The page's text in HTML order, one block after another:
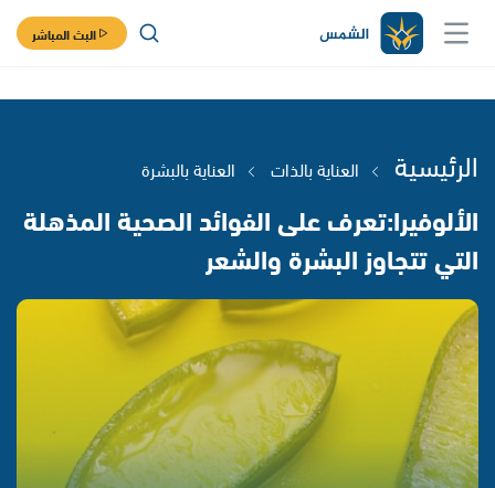
البث المباشر
الرئيسية العناية بالذات العناية بالبشرة
الألوفيرا:تعرف على الفوائد الصحية المذهلة
التي تتجاوز البشرة والشعر